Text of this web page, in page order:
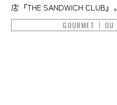
店『THE SANDWICH CLUB』。
GOURMET OU